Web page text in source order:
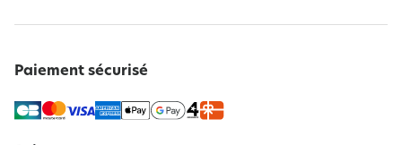
Paiement sécurisé